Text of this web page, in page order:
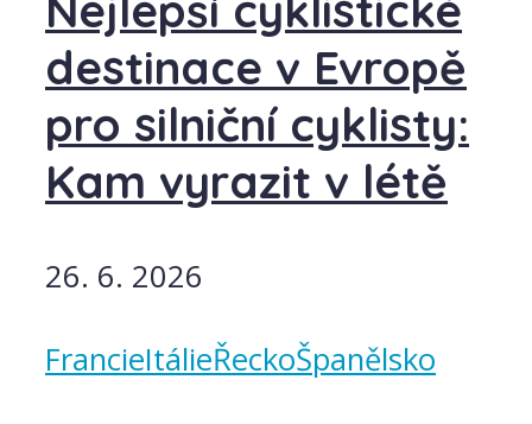
destinace v Evropě
pro silniční cyklisty:
Kam vyrazit v létě
26. 6. 2026
FrancieItálieŘeckoŠpanělsko